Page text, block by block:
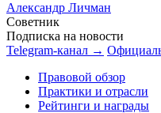
Александр Личман
Советник
Подписка на новости
Telegram-канал →
Правовой обзор
Практики и отрасли
Рейтинги и награды